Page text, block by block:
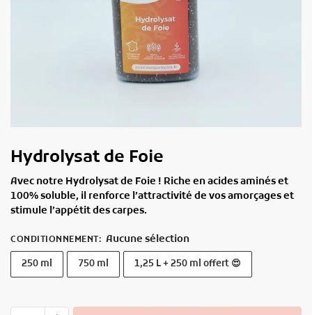
Hydrolysat de Foie
Avec notre Hydrolysat de Foie ! Riche en acides aminés et
100% soluble, il renforce l’attractivité de vos amorçages et
stimule l’appétit des carpes.
CONDITIONNEMENT: Aucune sélection
250 ml 750 ml 1,25 L + 250 ml offert 😍